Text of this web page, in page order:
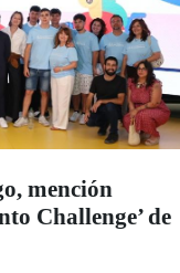
mención
Challenge’ de